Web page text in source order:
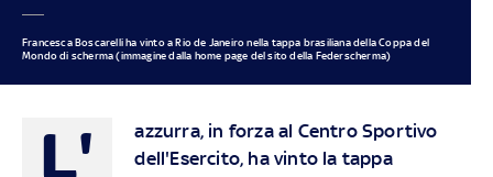
Francesca Boscarelli ha vinto a Rio de Janeiro nella tappa brasiliana della Coppa del
Mondo di scherma (immagine dalla home page del sito della Federscherma)
L'
azzurra, in forza al Centro Sportivo
dell'Esercito, ha vinto la tappa